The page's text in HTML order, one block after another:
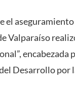
el
Valparaíso
Desarrollo por